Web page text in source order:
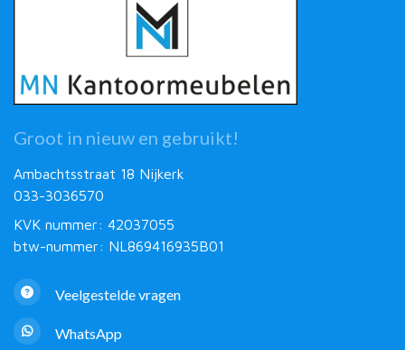
Groot in nieuw en gebruikt!
Ambachtsstraat 18 Nijkerk
033-3036570
KVK nummer: 42037055
btw-nummer: NL869416935B01
Veelgestelde vragen
WhatsApp